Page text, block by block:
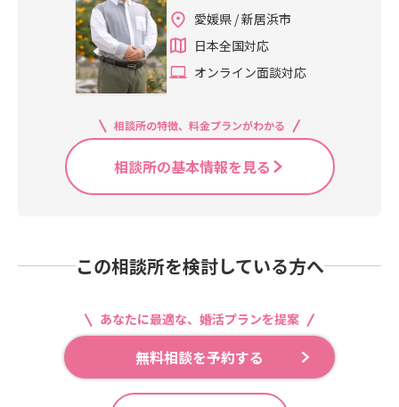
愛媛県 / 新居浜市
日本全国対応
オンライン面談対応
相談所の特徴、料金プランがわかる
相談所の基本情報を見る
この相談所を検討している方へ
あなたに最適な、婚活プランを提案
無料相談を予約する